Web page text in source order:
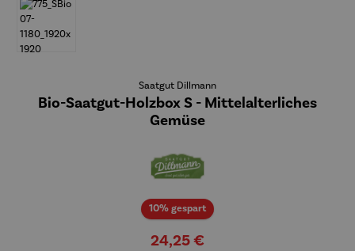
Saatgut Dillmann
Bio-Saatgut-Holzbox S - Mittelalterliches
Gemüse
10% gespartRabatt
24,25 €